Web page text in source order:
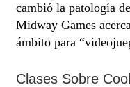
cambió la patologí­a
Midway Games
ámbito para
Clases Sobre